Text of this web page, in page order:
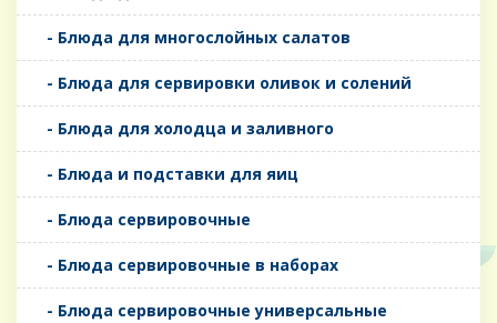
- Блюда для многослойных салатов
- Блюда для сервировки оливок и солений
- Блюда для холодца и заливного
- Блюда и подставки для яиц
- Блюда сервировочные
- Блюда сервировочные в наборах
- Блюда сервировочные универсальные